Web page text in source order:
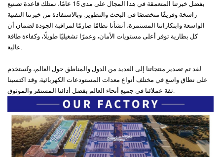
بفضل خبرتنا المتعمقة في هذا المجال على مدى 15 عامًا، نمتلك قاعدة تصنيع
راسخة وفريقًا متخصصًا في البحث والتطوير. وبالاستفادة من خبرتنا التقنية
الواسعة وابتكاراتنا المستمرة، أنشأنا نظامًا صارمًا لمراقبة الجودة لضمان أن
كل بطارية توفر أعلى مستويات الأمان، وعمرًا تشغيليًا طويلًا، وكفاءة طاقة
لقد تم تصدير منتجاتنا إلى العديد من الدول والمناطق حول العالم، وتُستخدم
على نطاق واسع في مختلف أنواع معدات المستودعات الكهربائية. وقد اكتسبنا